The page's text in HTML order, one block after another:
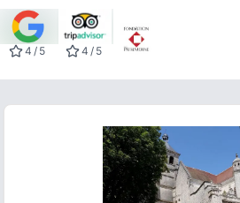
4 / 5 4 / 5